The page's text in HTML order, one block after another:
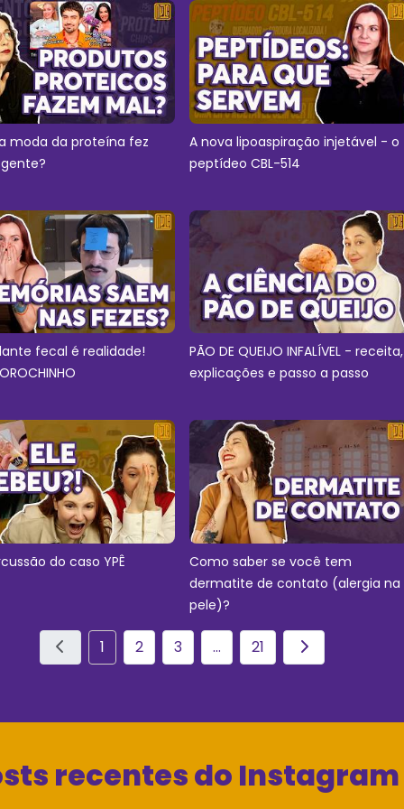
moda da proteína fez
A nova lipoaspiração injetável - o
peptídeo CBL-514
fecal é realidade!
PÃO DE QUEIJO INFALÍVEL - receita,
explicações e passo a passo
do caso YPÊ
Como saber se você tem
dermatite de contato (alergia na
pele)?
1 2 3 ... 21
recentes do Instagram